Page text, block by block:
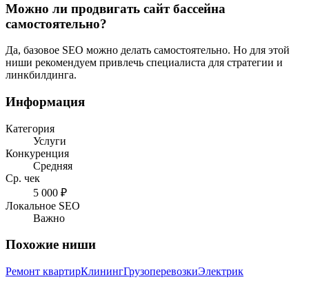
Можно ли продвигать сайт бассейна
самостоятельно?
Да, базовое SEO можно делать самостоятельно. Но для этой
ниши рекомендуем привлечь специалиста для стратегии и
линкбилдинга.
Информация
Категория
Услуги
Конкуренция
Средняя
Ср. чек
5 000 ₽
Локальное SEO
Важно
Похожие ниши
Ремонт квартирКлинингГрузоперевозкиЭлектрик